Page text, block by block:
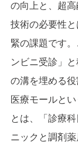
の向上と、超
技術の必要性
緊の課題です
ンビニ受診」
の溝を埋める役
医療モールと
とは、「診療
ニックと調剤